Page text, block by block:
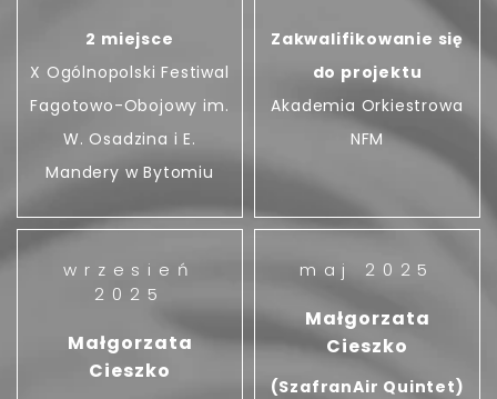
2 miejsce
X Ogólnopolski Festiwal
Fagotowo-Obojowy im.
W. Osadzina i E.
Mandery w Bytomiu
Zakwalifikowanie się
do projektu
Akademia Orkiestrowa
NFM
wrzesień
2025
Małgorzata
Cieszko
maj 2025
Małgorzata
Cieszko
(SzafranAir Quintet)